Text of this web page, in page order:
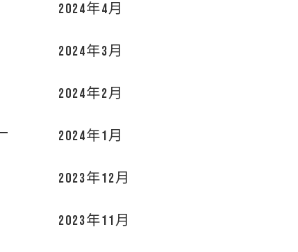
2024年4月
2024年3月
2024年2月
2024年1月
2023年12月
2023年11月